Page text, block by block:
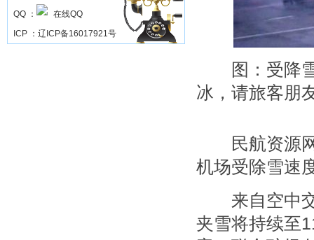
QQ ：
ICP ： 辽ICP备16017921号
图：受降雪
冰，请旅客朋
民航资源网
机场受除雪速
来自空中交
夹雪将持续至